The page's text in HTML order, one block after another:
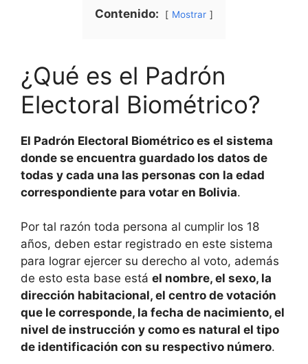
Contenido: Mostrar
¿Qué es el Padrón
Electoral Biométrico?
El Padrón Electoral Biométrico es el sistema
donde se encuentra guardado los datos de
todas y cada una las personas con la edad
correspondiente para votar en Bolivia.
Por tal razón toda persona al cumplir los 18
años, deben estar registrado en este sistema
para lograr ejercer su derecho al voto, además
de esto esta base está el nombre, el sexo, la
dirección habitacional, el centro de votación
que le corresponde, la fecha de nacimiento, el
nivel de instrucción y como es natural el tipo
de identificación con su respectivo número.